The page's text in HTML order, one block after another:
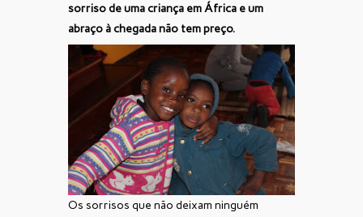
sorriso de uma criança em África e um
abraço à chegada não tem preço.
Os sorrisos que não deixam ninguém